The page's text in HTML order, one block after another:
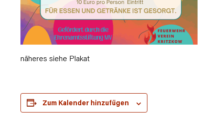
näheres siehe Plakat
Zum Kalender hinzufügen